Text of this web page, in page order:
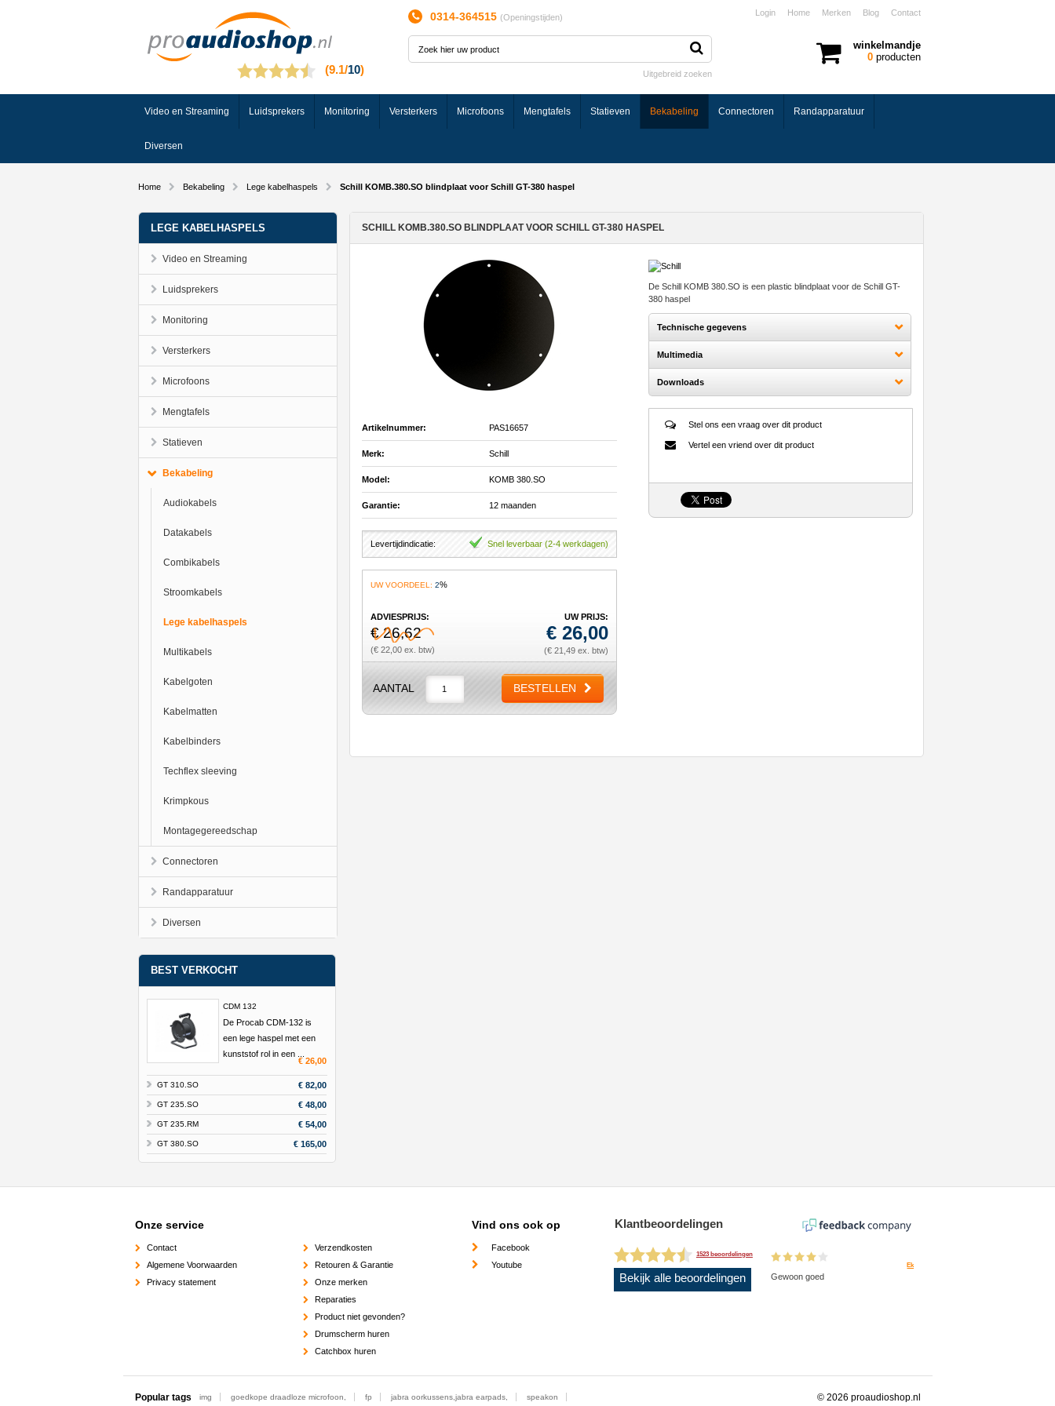
Login Home Merken Blog Contact
winkelmandje
0producten
0314-364515 (Openingstijden)
Uitgebreid zoeken
Video en Streaming Luidsprekers Monitoring Versterkers Microfoons Mengtafels Statieven Bekabeling Connectoren Randapparatuur
Diversen
Home Bekabeling Lege kabelhaspels Schill KOMB.380.SO blindplaat voor Schill GT-380 haspel
LEGE KABELHASPELS
Video en Streaming
Luidsprekers
Monitoring
Versterkers
Microfoons
Mengtafels
Statieven
Bekabeling
Audiokabels
Datakabels
Combikabels
Stroomkabels
Lege kabelhaspels
Multikabels
Kabelgoten
Kabelmatten
Kabelbinders
Techflex sleeving
Krimpkous
Montagegereedschap
Connectoren
Randapparatuur
Diversen
BEST VERKOCHT
CDM 132
De Procab CDM-132 is
een lege haspel met een
kunststof rol in een ...
€ 26,00
GT 310.SO € 82,00
GT 235.SO € 48,00
GT 235.RM € 54,00
GT 380.SO € 165,00
SCHILL KOMB.380.SO BLINDPLAAT VOOR SCHILL GT-380 HASPEL
Artikelnummer: PAS16657
Merk: Schill
Model: KOMB 380.SO
Garantie: 12 maanden
Levertijdindicatie: Snel leverbaar (2-4 werkdagen)
UW VOORDEEL: 2%
ADVIESPRIJS:
€ 26,62
(€ 22,00 ex. btw)
UW PRIJS:
€ 26,00
(€ 21,49 ex. btw)
AANTAL BESTELLEN
De Schill KOMB 380.SO is een plastic blindplaat voor de Schill GT-
380 haspel
Technische gegevens
Multimedia
Downloads
Vertel een vriend over dit product
Stel ons een vraag over dit product
Onze service
Contact
Algemene Voorwaarden
Privacy statement
Verzendkosten
Retouren & Garantie
Onze merken
Reparaties
Product niet gevonden?
Drumscherm huren
Catchbox huren
Vind ons ook op
Facebook
Youtube
Klantbeoordelingen
1523 beoordelingen
Bekijk alle beoordelingen
Ek
Gewoon goed
Popular tags img goedkope draadloze microfoon, fp jabra oorkussens,jabra earpads, speakon © 2026 proaudioshop.nl